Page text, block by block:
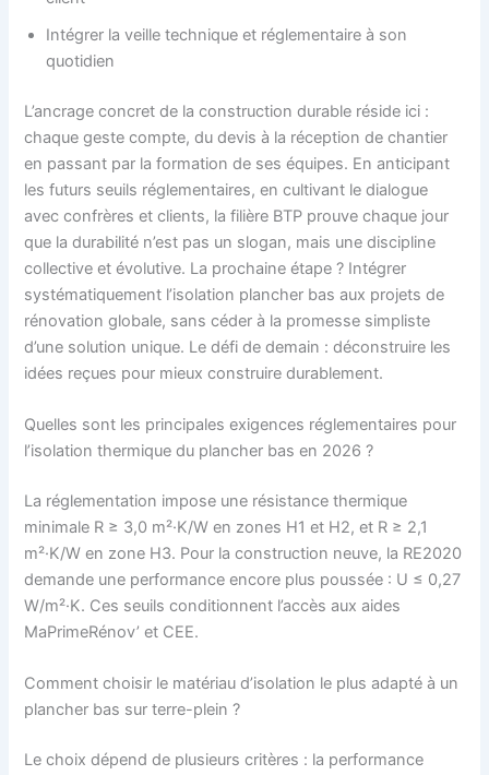
Intégrer la veille technique et réglementaire à son
quotidien
L’ancrage concret de la construction durable réside ici :
chaque geste compte, du devis à la réception de chantier
en passant par la formation de ses équipes. En anticipant
les futurs seuils réglementaires, en cultivant le dialogue
avec confrères et clients, la filière BTP prouve chaque jour
que la durabilité n’est pas un slogan, mais une discipline
collective et évolutive. La prochaine étape ? Intégrer
systématiquement l’isolation plancher bas aux projets de
rénovation globale, sans céder à la promesse simpliste
d’une solution unique. Le défi de demain : déconstruire les
idées reçues pour mieux construire durablement.
Quelles sont les principales exigences réglementaires pour
l’isolation thermique du plancher bas en 2026 ?
La réglementation impose une résistance thermique
minimale R ≥ 3,0 m²·K/W en zones H1 et H2, et R ≥ 2,1
m²·K/W en zone H3. Pour la construction neuve, la RE2020
demande une performance encore plus poussée : U ≤ 0,27
W/m²·K. Ces seuils conditionnent l’accès aux aides
MaPrimeRénov’ et CEE.
Comment choisir le matériau d’isolation le plus adapté à un
plancher bas sur terre-plein ?
Le choix dépend de plusieurs critères : la performance